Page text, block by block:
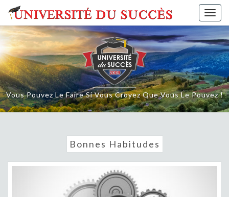
Skip
content
Vous Pouvez Le Faire Si Vous Croyez Que Vous Le Pouvez !
Bonnes Habitudes